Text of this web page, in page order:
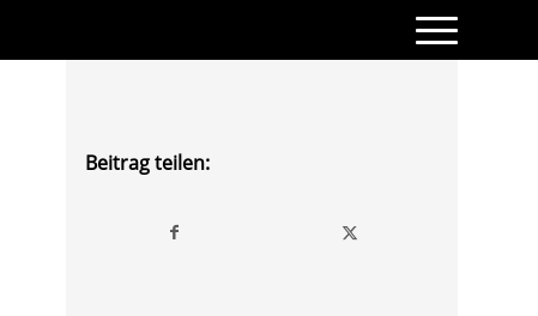
Beitrag teilen: